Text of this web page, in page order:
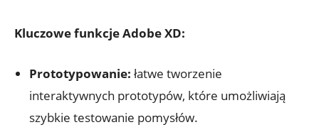
Kluczowe ⁢funkcje Adobe XD:
Prototypowanie: ‌łatwe tworzenie
interaktywnych ⁤prototypów, które umożliwiają
szybkie⁤ testowanie pomysłów.